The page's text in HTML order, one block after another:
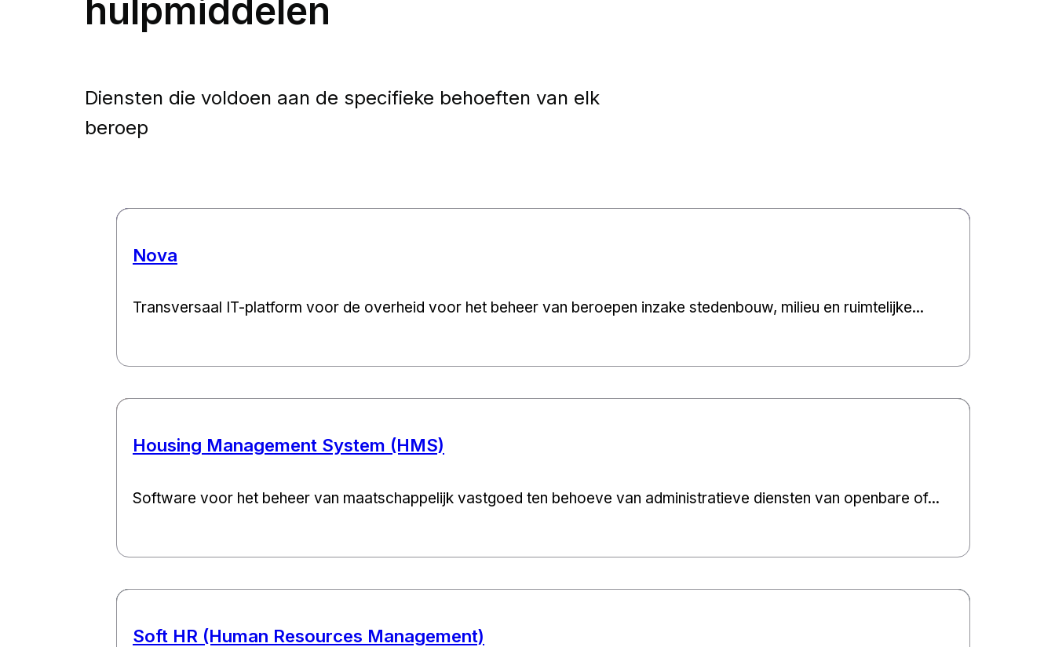
hulpmiddelen
Diensten die voldoen aan de specifieke behoeften van elk
beroep
Nova
Transversaal IT-platform voor de overheid voor het beheer van beroepen inzake stedenbouw, milieu en ruimtelijke...
Housing Management System (HMS)
Software voor het beheer van maatschappelijk vastgoed ten behoeve van administratieve diensten van openbare of...
Soft HR (Human Resources Management)